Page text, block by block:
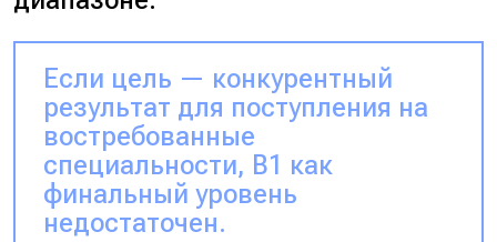
Если цель — конкурентный
результат для поступления на
востребованные
специальности, B1 как
финальный уровень
недостаточен.